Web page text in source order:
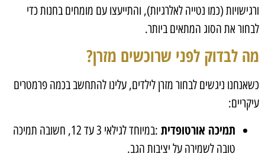
ורגישויות (כמו נטייה לאלרגיות), והתייעצו עם מומחים בחנות כדי
לבחור את הסוג המתאים ביותר.
מה לבדוק לפני שרוכשים מזרן?
כשאנחנו ניגשים לבחור מזרן לילדים, עלינו להתחשב בכמה פרמטרים
עיקריים:
תמיכה אורטופדית :
במיוחד לגילאי 3 עד 12, חשובה תמיכה
טובה לשמירה על יציבות הגב.